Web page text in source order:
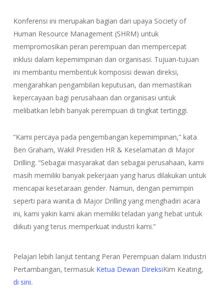
Konferensi ini merupakan bagian dari upaya Society of
Human Resource Management (SHRM) untuk
mempromosikan peran perempuan dan mempercepat
inklusi dalam kepemimpinan dan organisasi. Tujuan-tujuan
ini membantu membentuk komposisi dewan direksi,
mengarahkan pengambilan keputusan, dan memastikan
kepercayaan bagi perusahaan dan organisasi untuk
melibatkan lebih banyak perempuan di tingkat tertinggi.
“Kami percaya pada pengembangan kepemimpinan,” kata
Ben Graham, Wakil Presiden HR & Keselamatan di Major
Drilling. “Sebagai masyarakat dan sebagai perusahaan, kami
masih memiliki banyak pekerjaan yang harus dilakukan untuk
mencapai kesetaraan gender. Namun, dengan pemimpin
seperti para wanita di Major Drilling yang menghadiri acara
ini, kami yakin kami akan memiliki teladan yang hebat untuk
diikuti yang terus memperkuat industri kami.”
Pelajari lebih lanjut tentang Peran Perempuan dalam Industri
Pertambangan, termasuk Ketua Dewan DireksiKim Keating,
di sini.